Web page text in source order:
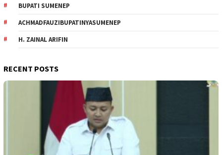
BUPATI SUMENEP
ACHMADFAUZIBUPATINYASUMENEP
H. ZAINAL ARIFIN
RECENT POSTS